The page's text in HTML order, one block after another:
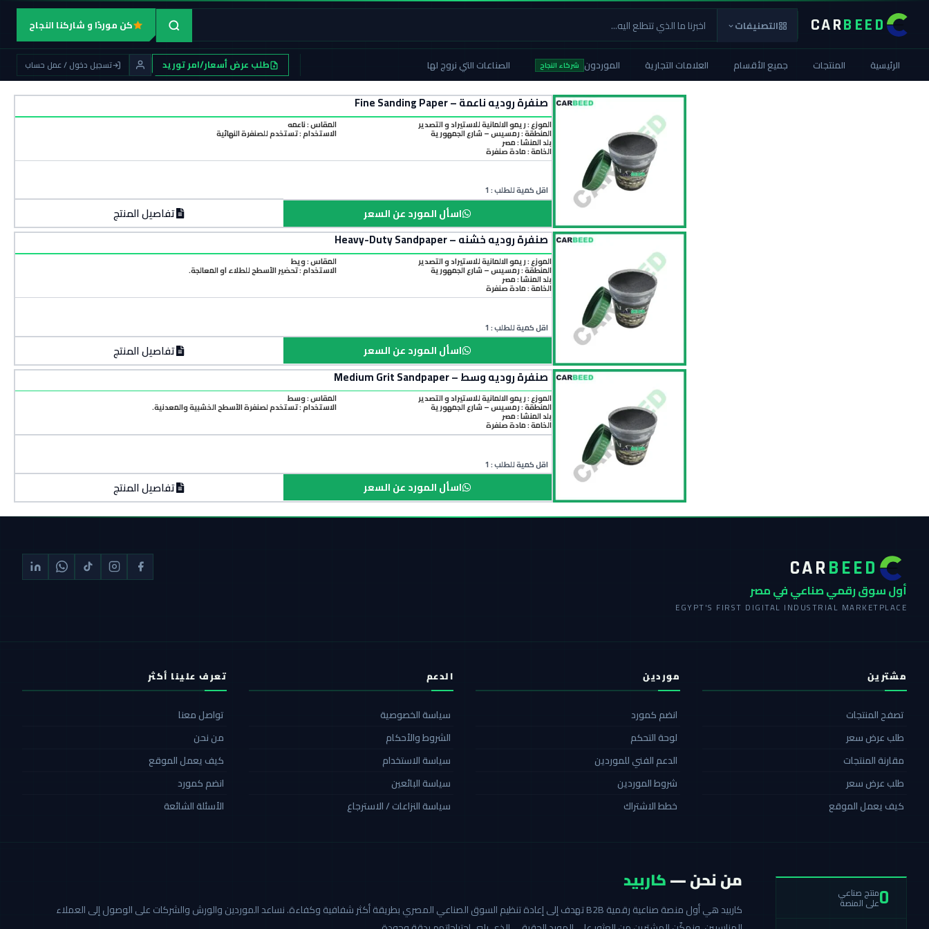
CARBEED التصنيفات كن موردًا و شاركنا النجاح
الرئيسية المنتجات جميع الأقسام العلامات التجارية الموردون شركاء النجاح الصناعات التي نروج لها طلب عرض أسعار/امر توريد تسجيل دخول / عمل حساب
صنفرة روديه ناعمة – Fine Sanding Paper
الموزع : ريمو الالمانية للاستيراد و التصدير
المنطقة :رمسيس – شارع الجمهورية
بلد المنشأ :مصر
الخامة :مادة صنفرة
المقاس : ناعمه
الاستخدام : تستخدم للصنفرة النهائية
اقل كمية للطلب : 1
تفاصيل المنتج اسأل المورد عن السعر
صنفرة روديه خشنه – Heavy-Duty Sandpaper
الموزع : ريمو الالمانية للاستيراد و التصدير
المنطقة :رمسيس – شارع الجمهورية
بلد المنشأ :مصر
الخامة :مادة صنفرة
المقاس : ويط
الاستخدام : تحضير الأسطح للطلاء أو المعالجة.
اقل كمية للطلب : 1
تفاصيل المنتج اسأل المورد عن السعر
صنفرة روديه وسط – Medium Grit Sandpaper
الموزع : ريمو الالمانية للاستيراد و التصدير
المنطقة :رمسيس – شارع الجمهورية
بلد المنشأ :مصر
الخامة :مادة صنفرة
المقاس : وسط
الاستخدام : تستخدم لصنفرة الأسطح الخشبية والمعدنية.
اقل كمية للطلب : 1
تفاصيل المنتج اسأل المورد عن السعر
CARBEED
أول سوق رقمي صناعي في مصر
EGYPT'S FIRST DIGITAL INDUSTRIAL MARKETPLACE
مشترين
تصفح المنتجات
طلب عرض سعر
مقارنة المنتجات
طلب عرض سعر
كيف يعمل الموقع
موردين
انضم كمورد
لوحة التحكم
الدعم الفني للموردين
شروط الموردين
خطط الاشتراك
الدعم
سياسة الخصوصية
الشروط والأحكام
سياسة الاستخدام
سياسة البائعين
سياسة النزاعات / الاسترجاع
تعرف علينا أكثر
تواصل معنا
من نحن
كيف يعمل الموقع
انضم كمورد
الأسئلة الشائعة
0منتج صناعي
على المنصة
من نحن —كاربيد
كاربيد هي أول منصة صناعية رقمية B2B تهدف إلى إعادة تنظيم السوق الصناعي المصري بطريقة أكثر شفافية وكفاءة. نساعد الموردين والورش والشركات على الوصول إلى العملاء